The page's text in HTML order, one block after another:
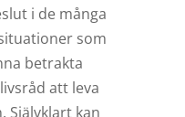
i de många
som
betrakta
att leva
Självklart kan